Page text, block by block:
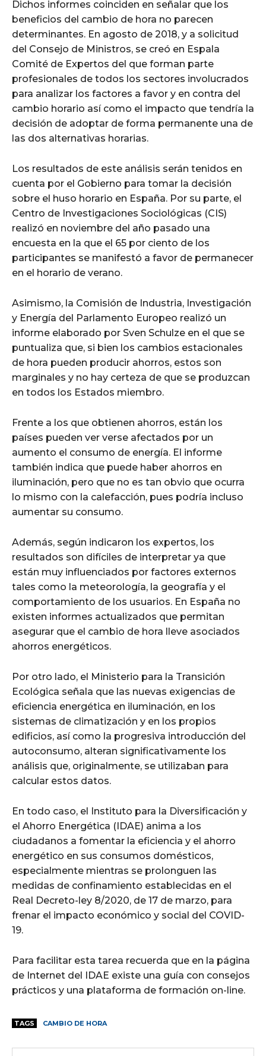
Dichos informes coinciden en señalar que los
beneficios del cambio de hora no parecen
determinantes. En agosto de 2018, y a solicitud
del Consejo de Ministros, se creó en Espala
Comité de Expertos del que forman parte
profesionales de todos los sectores involucrados
para analizar los factores a favor y en contra del
cambio horario así como el impacto que tendría la
decisión de adoptar de forma permanente una de
las dos alternativas horarias.
Los resultados de este análisis serán tenidos en
cuenta por el Gobierno para tomar la decisión
sobre el huso horario en España. Por su parte, el
Centro de Investigaciones Sociológicas (CIS)
realizó en noviembre del año pasado una
encuesta en la que el 65 por ciento de los
participantes se manifestó a favor de permanecer
en el horario de verano.
Asimismo, la Comisión de Industria, Investigación
y Energía del Parlamento Europeo realizó un
informe elaborado por Sven Schulze en el que se
puntualiza que, si bien los cambios estacionales
de hora pueden producir ahorros, estos son
marginales y no hay certeza de que se produzcan
en todos los Estados miembro.
Frente a los que obtienen ahorros, están los
países pueden ver verse afectados por un
aumento el consumo de energía. El informe
también indica que puede haber ahorros en
iluminación, pero que no es tan obvio que ocurra
lo mismo con la calefacción, pues podría incluso
aumentar su consumo.
Además, según indicaron los expertos, los
resultados son difíciles de interpretar ya que
están muy influenciados por factores externos
tales como la meteorología, la geografía y el
comportamiento de los usuarios. En España no
existen informes actualizados que permitan
asegurar que el cambio de hora lleve asociados
ahorros energéticos.
Por otro lado, el Ministerio para la Transición
Ecológica señala que las nuevas exigencias de
eficiencia energética en iluminación, en los
sistemas de climatización y en los propios
edificios, así como la progresiva introducción del
autoconsumo, alteran significativamente los
análisis que, originalmente, se utilizaban para
calcular estos datos.
En todo caso, el Instituto para la Diversificación y
el Ahorro Energética (IDAE) anima a los
ciudadanos a fomentar la eficiencia y el ahorro
energético en sus consumos domésticos,
especialmente mientras se prolonguen las
medidas de confinamiento establecidas en el
Real Decreto-ley 8/2020, de 17 de marzo, para
frenar el impacto económico y social del COVID-
19.
Para facilitar esta tarea recuerda que en la página
de Internet del IDAE existe una guía con consejos
prácticos y una plataforma de formación on-line.
TAGS CAMBIO DE HORA